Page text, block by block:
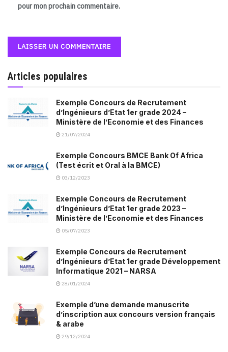
pour mon prochain commentaire.
Articles populaires
Exemple Concours de Recrutement
d’Ingénieurs d’Etat 1er grade 2024 –
Ministère de l’Economie et des Finances
21/07/2024
Exemple Concours BMCE Bank Of Africa
(Test écrit et Oral à la BMCE)
03/12/2023
Exemple Concours de Recrutement
d’Ingénieurs d’Etat 1er grade 2023 –
Ministère de l’Economie et des Finances
05/07/2023
Exemple Concours de Recrutement
d’Ingénieurs d’Etat 1er grade Développement
Informatique 2021 – NARSA
28/01/2024
Exemple d’une demande manuscrite
d’inscription aux concours version français
& arabe
29/12/2024